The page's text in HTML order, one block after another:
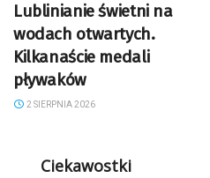
Lublinianie świetni na
wodach otwartych.
Kilkanaście medali
pływaków
2 SIERPNIA 2026
Ciekawostki